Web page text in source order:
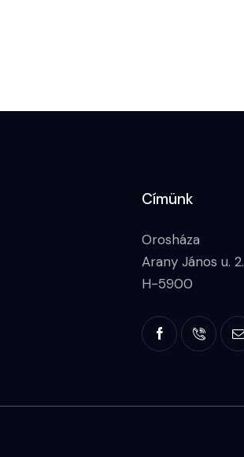
Címünk
Orosháza
Arany János u. 2.
H-5900